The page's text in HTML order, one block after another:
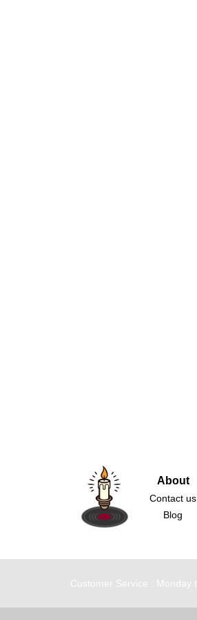
About
Contact us
Blog
Customer Service : Monday